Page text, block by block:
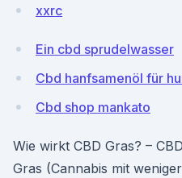
xxrc
Ein cbd sprudelwasser
Cbd hanfsamenöl für
Cbd shop mankato
Wie wirkt CBD Gras? –
Gras (Cannabis mit